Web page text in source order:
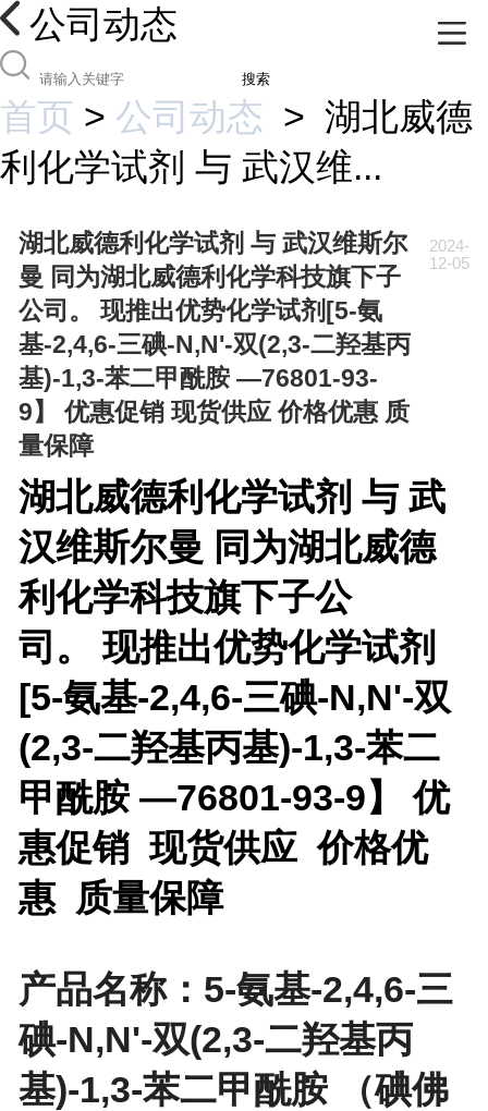
公司动态
搜索
首页 > 公司动态 > 湖北威德
利化学试剂 与 武汉维...
湖北威德利化学试剂 与 武汉维斯尔
曼 同为湖北威德利化学科技旗下子
公司。 现推出优势化学试剂[5-氨
基-2,4,6-三碘-N,N'-双(2,3-二羟基丙
基)-1,3-苯二甲酰胺 —76801-93-
9】 优惠促销 现货供应 价格优惠 质
量保障
2024-
12-05
湖北威德利化学试剂 与 武
汉维斯尔曼 同为湖北威德
利化学科技旗下子公
司。 现推出优势化学试剂
[5-氨基-2,4,6-三碘-N,N'-双
(2,3-二羟基丙基)-1,3-苯二
甲酰胺 —76801-93-9】 优
惠促销 现货供应 价格优
惠 质量保障
产品名称：5-氨基-2,4,6-三
碘-N,N'-双(2,3-二羟基丙
基)-1,3-苯二甲酰胺 （碘佛